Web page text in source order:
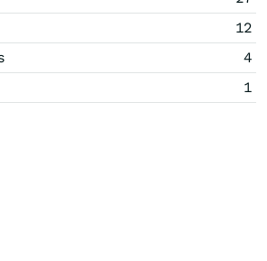
12
4
1